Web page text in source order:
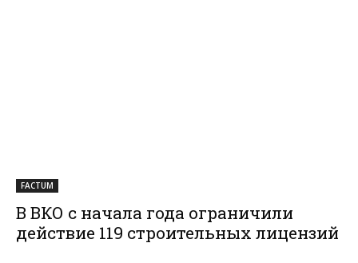
FACTUM
В ВКО с начала года ограничили
действие 119 строительных лицензий